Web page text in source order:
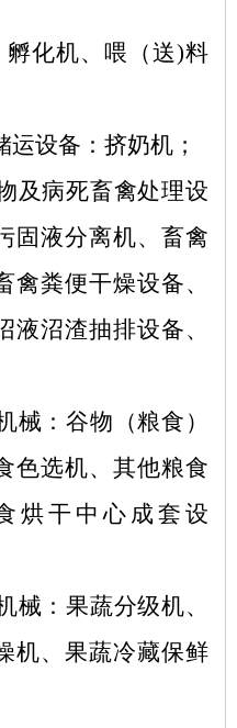
化机、喂（送)料
运设备：挤奶机；
及病死畜禽处理设
固液分离机、畜禽
粪便干燥设备、
沼渣抽排设备、
械：谷物（粮食）
色选机、其他粮食
烘干中心成套设
械：果蔬分级机、
机、果蔬冷藏保鲜